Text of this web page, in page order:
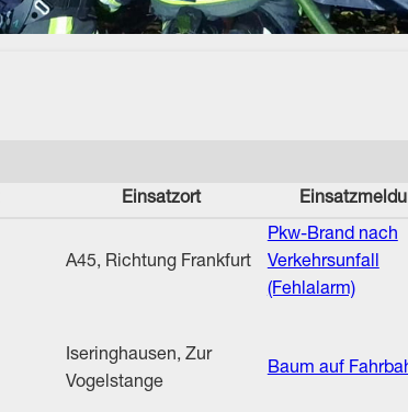
Einsatzort
A45, Richtung Frankfurt
Pkw-Brand nach
Verkehrsunfall
(Fehlalarm)
Iseringhausen, Zur
Vogelstange
Baum auf